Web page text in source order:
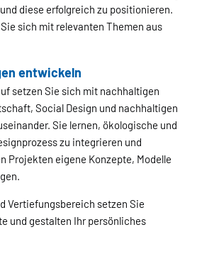
diese erfolgreich zu positionieren.
sich mit relevanten Themen aus
entwickeln
setzen Sie sich mit nachhaltigen
Social Design und nachhaltigen
Sie lernen, ökologische und
zu integrieren und
Projekten eigene Konzepte, Modelle
Vertiefungsbereich setzen Sie
und gestalten Ihr persönliches